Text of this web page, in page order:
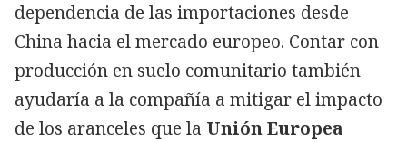
dependencia de las importaciones desde
China hacia el mercado europeo. Contar con
producción en suelo comunitario también
ayudaría a la compañía a mitigar el impacto
de los aranceles que la Unión Europea